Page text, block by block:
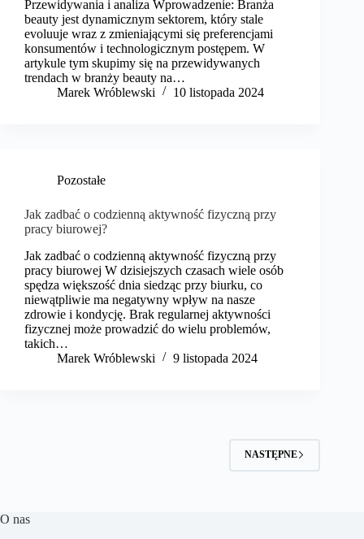
Przewidywania i analiza Wprowadzenie: Branża
beauty jest dynamicznym sektorem, który stale
evoluuje wraz z zmieniającymi się preferencjami
konsumentów i technologicznym postępem. W
artykule tym skupimy się na przewidywanych
trendach w branży beauty na…
Marek Wróblewski
10 listopada 2024
Pozostałe
Jak zadbać o codzienną aktywność fizyczną przy
pracy biurowej?
Jak zadbać o codzienną aktywność fizyczną przy
pracy biurowej W dzisiejszych czasach wiele osób
spędza większość dnia siedząc przy biurku, co
niewątpliwie ma negatywny wpływ na nasze
zdrowie i kondycję. Brak regularnej aktywności
fizycznej może prowadzić do wielu problemów,
takich…
Marek Wróblewski
9 listopada 2024
NASTĘPNE
O nas